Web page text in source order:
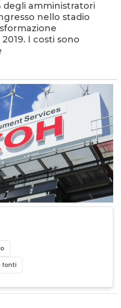
degli amministratori
nello stadio
I costi sono
fonti